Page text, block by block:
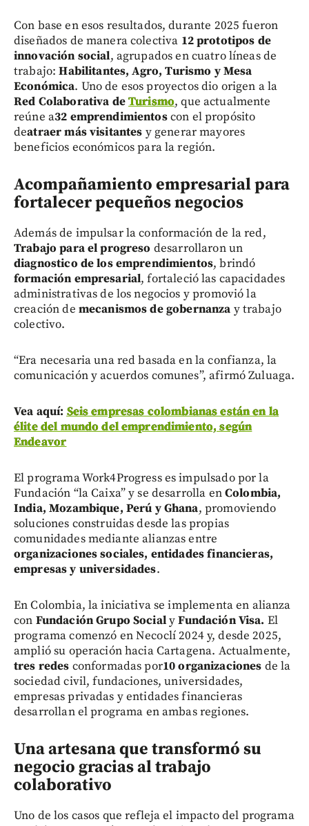
Con base en esos resultados, durante 2025 fueron
diseñados de manera colectiva 12 prototipos de
innovación social, agrupados en cuatro líneas de
trabajo:Habilitantes, Agro, Turismo y Mesa
Económica. Uno de esos proyectos dio origen a la
Red Colaborativa deTurismo, que actualmente
reúne a32 emprendimientoscon el propósito
deatraer más visitantes y generar mayores
beneficios económicos para la región.
Acompañamiento empresarial para
fortalecer pequeños negocios
Además de impulsar la conformación de la red,
Trabajo para el progreso desarrollaron un
diagnostico de los emprendimientos, brindó
formación empresarial, fortaleció las capacidades
administrativas de los negocios y promovió la
creación de mecanismos de gobernanza y trabajo
colectivo.
“Era necesaria una red basada en la confianza, la
comunicación y acuerdos comunes”, afirmó Zuluaga.
Vea aquí: Seis empresas colombianas están en la
élite del mundo del emprendimiento, según
Endeavor
El programa Work4Progress es impulsado por la
Fundación “la Caixa” y se desarrolla enColombia,
India, Mozambique, Perú y Ghana, promoviendo
soluciones construidas desde las propias
comunidades mediante alianzas entre
organizaciones sociales, entidades financieras,
empresas y universidades.
En Colombia, la iniciativa se implementa en alianza
con Fundación Grupo SocialyFundación Visa. El
programa comenzó en Necoclí2024 y, desde 2025,
amplió su operación hacia Cartagena. Actualmente,
tres redes conformadas por10 organizaciones de la
sociedad civil, fundaciones, universidades,
empresas privadas y entidades financieras
desarrollan el programa en ambas regiones.
Una artesana que transformó su
negocio gracias al trabajo
colaborativo
Uno de los casos que refleja el impacto del programa